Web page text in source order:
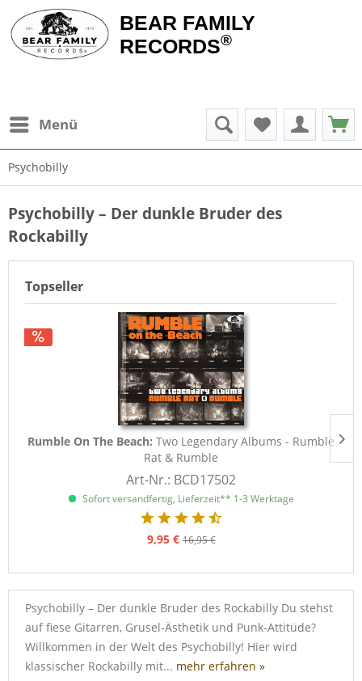
BEAR FAMILY
RECORDS®
Menü
Psychobilly
Psychobilly – Der dunkle Bruder des
Rockabilly
Topseller
Rumble On The Beach: Two Legendary Albums - Rumble
Rat & Rumble
Art-Nr.: BCD17502
Sofort versandfertig, Lieferzeit** 1-3 Werktage
9,95 € 16,95 €
Psychobilly – Der dunkle Bruder des Rockabilly Du stehst
auf fiese Gitarren, Grusel-Ästhetik und Punk-Attitüde?
Willkommen in der Welt des Psychobilly! Hier wird
klassischer Rockabilly mit... mehr erfahren »